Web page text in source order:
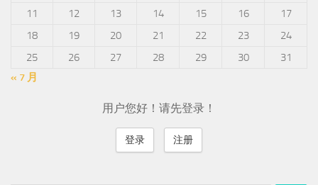
11
12 13 14 15 16
17
18
19 20 21 22 23
24
25
26 27 28 29 30
31
« 7 月
用户您好！请先登录！
登录 注册